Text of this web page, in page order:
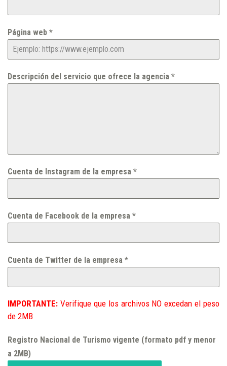
Página web *
Descripción del servicio que ofrece la agencia *
Cuenta de Instagram de la empresa *
Cuenta de Facebook de la empresa *
Cuenta de Twitter de la empresa *
IMPORTANTE: Verifique que los archivos NO excedan el peso
de 2MB
Registro Nacional de Turismo vigente (formato pdf y menor
a 2MB)